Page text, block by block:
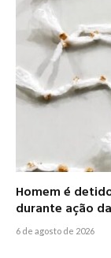
Homem é
durante ação
6 de agosto de 2026